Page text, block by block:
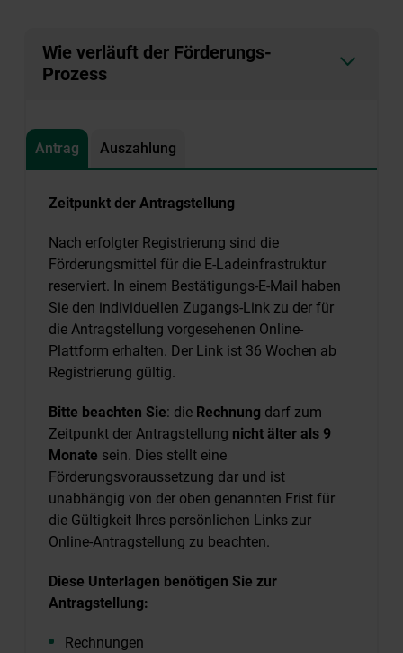
Wie verläuft der Förderungs-
Prozess
Antrag Auszahlung
Zeitpunkt der Antragstellung
Nach erfolgter Registrierung sind die
Förderungsmittel für die E-Ladeinfrastruktur
reserviert. In einem Bestätigungs-E-Mail haben
Sie den individuellen Zugangs-Link zu der für
die Antragstellung vorgesehenen Online-
Plattform erhalten. Der Link ist 36 Wochen ab
Registrierung gültig.
Bitte beachten Sie: die Rechnung darf zum
Zeitpunkt der Antragstellung nicht älter als 9
Monate sein. Dies stellt eine
Förderungsvoraussetzung dar und ist
unabhängig von der oben genannten Frist für
die Gültigkeit Ihres persönlichen Links zur
Online-Antragstellung zu beachten.
Diese Unterlagen benötigen Sie zur
Antragstellung:
Rechnungen